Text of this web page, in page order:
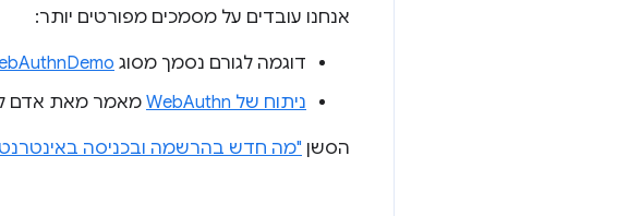
אנחנו עובדים על מסמכים מפורטים יותר:
דוגמה לגורם נסמך מסוג
ניתוח של WebAuthn
מאמר מאת אדם
הסשן "מה חדש בהרשמה ובכניסה